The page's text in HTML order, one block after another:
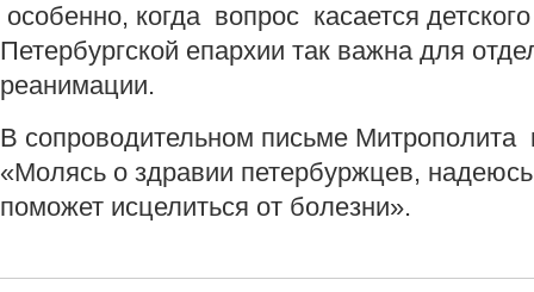
особенно, когда вопрос касается
Петербургской епархии так важна для
реанимации.
В сопроводительном письме Митрополита
«Молясь о здравии петербуржцев,
поможет исцелиться от болезни».